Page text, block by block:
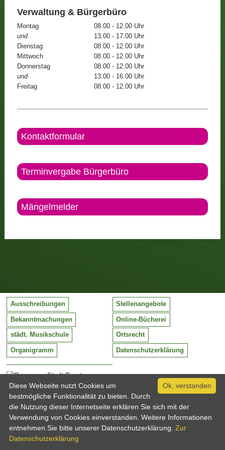
Verwaltung & Bürgerbüro
Montag
08.00 - 12.00 Uhr
und
13.00 - 17.00 Uhr
Dienstag
08.00 - 12.00 Uhr
Mittwoch
08.00 - 12.00 Uhr
Donnerstag
08.00 - 12.00 Uhr
und
13.00 - 16.00 Uhr
Freitag
08.00 - 12:00 Uhr
Kontaktformular
Terminvergabe Bürgerbüro
Mängelmelder
Stadt Barntrup
Mittelstraße 38
32683 Barntrup
Tel:
Email:
05263 / 409-0
info@barntrup.de
Ausschreibungen Stellenangebote
Bekanntmachungen Online-Bücherei
städt. Musikschule Ortsrecht
Organigramm Datenschutzerklärung
Ok, verstanden
Diese Webseite nutzt Cookies um
bestmögliche Funktionalität zu bieten. Durch
die Nutzung dieser Internetseite erklären Sie sich mit der
Verwendung von Cookies einverstanden. Weitere Informationen
entnehmen Sie bitte unserer Datenschutzerklärung. Zur
Datenschutzerklärung